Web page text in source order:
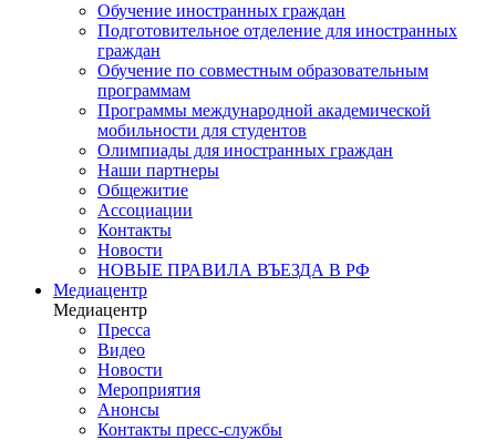
Обучение иностранных граждан
Подготовительное отделение для иностранных
граждан
Обучение по совместным образовательным
программам
Программы международной академической
мобильности для студентов
Олимпиады для иностранных граждан
Наши партнеры
Общежитие
Ассоциации
Контакты
Новости
НОВЫЕ ПРАВИЛА ВЪЕЗДА В РФ
Медиацентр
Медиацентр
Пресса
Видео
Новости
Мероприятия
Анонсы
Контакты пресс-службы